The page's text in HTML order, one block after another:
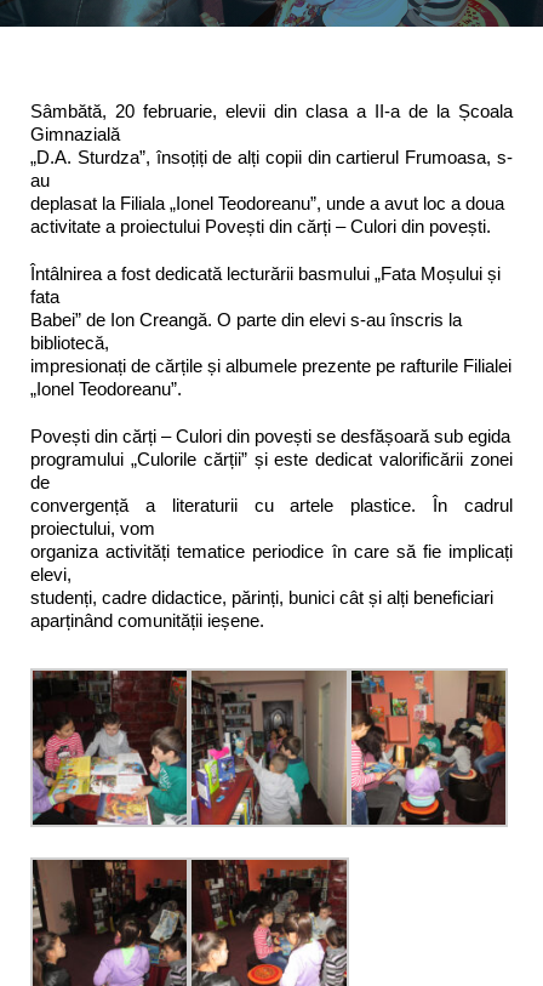
Sâmbătă, 20 februarie, elevii din clasa a II-a de la Școala
Gimnazială
„D.A. Sturdza”, însoțiți de alți copii din cartierul Frumoasa, s-
au
deplasat la Filiala „Ionel Teodoreanu”, unde a avut loc a doua
activitate a proiectului Povești din cărți – Culori din povești.
Întâlnirea a fost dedicată lecturării basmului „Fata Moșului și
fata
Babei” de Ion Creangă. O parte din elevi s-au înscris la
bibliotecă,
impresionați de cărțile și albumele prezente pe rafturile Filialei
„Ionel Teodoreanu”.
Povești din cărți – Culori din povești se desfășoară sub egida
programului „Culorile cărții” și este dedicat valorificării zonei
de
convergență a literaturii cu artele plastice. În cadrul
proiectului, vom
organiza activități tematice periodice în care să fie implicați
elevi,
studenți, cadre didactice, părinți, bunici cât și alți beneficiari
aparținând comunității ieșene.